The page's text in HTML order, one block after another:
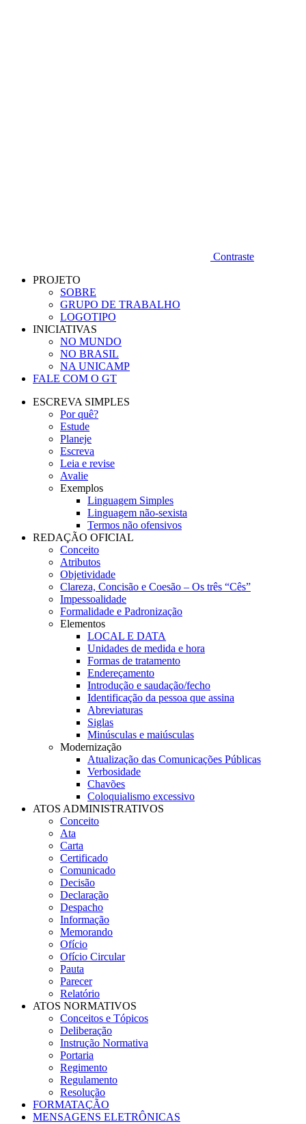
Contraste
PROJETO
SOBRE
GRUPO DE TRABALHO
LOGOTIPO
INICIATIVAS
NO MUNDO
NO BRASIL
NA UNICAMP
FALE COM O GT
ESCREVA SIMPLES
Por quê?
Estude
Planeje
Escreva
Leia e revise
Avalie
Exemplos
Linguagem Simples
Linguagem não-sexista
Termos não ofensivos
REDAÇÃO OFICIAL
Conceito
Atributos
Objetividade
Clareza, Concisão e Coesão – Os três “Cês”
Impessoalidade
Formalidade e Padronização
Elementos
LOCAL E DATA
Unidades de medida e hora
Formas de tratamento
Endereçamento
Introdução e saudação/fecho
Identificação da pessoa que assina
Abreviaturas
Siglas
Minúsculas e maiúsculas
Modernização
Atualização das Comunicações Públicas
Verbosidade
Chavões
Coloquialismo excessivo
ATOS ADMINISTRATIVOS
Conceito
Ata
Carta
Certificado
Comunicado
Decisão
Declaração
Despacho
Informação
Memorando
Ofício
Ofício Circular
Pauta
Parecer
Relatório
ATOS NORMATIVOS
Conceitos e Tópicos
Deliberação
Instrução Normativa
Portaria
Regimento
Regulamento
Resolução
FORMATAÇÃO
MENSAGENS ELETRÔNICAS